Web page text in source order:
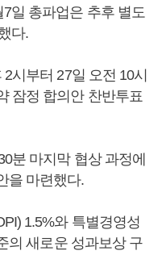
일 총파업은 추후 별도
다.
시부터 27일 오전 10시
잠정 합의안 찬반투표
분 마지막 협상 과정에
을 마련했다.
1.5%와 특별경영성
의 새로운 성과보상 구